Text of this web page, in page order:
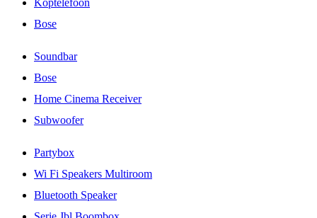
Koptelefoon
Bose
Soundbar
Bose
Home Cinema Receiver
Subwoofer
Partybox
Wi Fi Speakers Multiroom
Bluetooth Speaker